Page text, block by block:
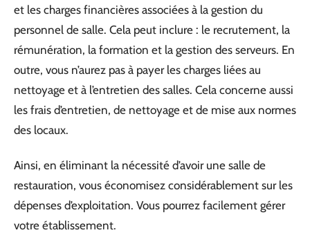
et les charges financières associées à la gestion du
personnel de salle. Cela peut inclure : le recrutement, la
rémunération, la formation et la gestion des serveurs. En
outre, vous n’aurez pas à payer les charges liées au
nettoyage et à l’entretien des salles. Cela concerne aussi
les frais d’entretien, de nettoyage et de mise aux normes
des locaux.
Ainsi, en éliminant la nécessité d’avoir une salle de
restauration, vous économisez considérablement sur les
dépenses d’exploitation. Vous pourrez facilement gérer
votre établissement.